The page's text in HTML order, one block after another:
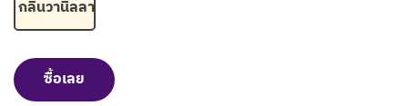
กลิ่นวานิลลา
ซื้อเลย